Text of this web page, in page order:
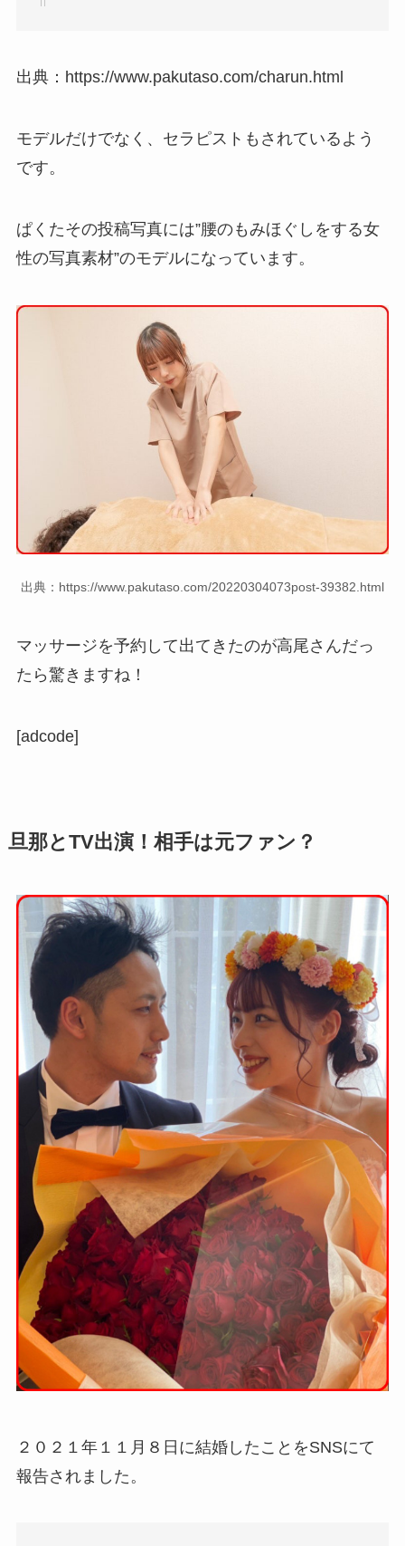
出典：https://www.pakutaso.com/charun.html
モデルだけでなく、セラピストもされているよう
です。
ぱくたその投稿写真には”腰のもみほぐしをする女
性の写真素材”のモデルになっています。
出典：https://www.pakutaso.com/20220304073post-39382.html
マッサージを予約して出てきたのが高尾さんだっ
たら驚きますね！
[adcode]
旦那とTV出演！相手は元ファン？
２０２１年１１月８日に結婚したことをSNSにて
報告されました。